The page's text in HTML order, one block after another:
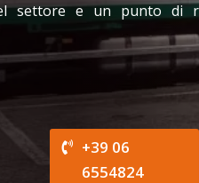
settore e un punto di
+39 06
6554824